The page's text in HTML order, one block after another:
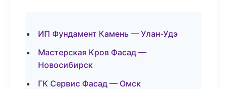
ИП Фундамент Камень — Улан-Удэ
Мастерская Кров Фасад —
Новосибирск
ГК Сервис Фасад — Омск